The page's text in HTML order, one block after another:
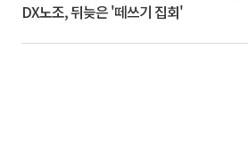
DX노조, 뒤늦은 '떼쓰기 집회'